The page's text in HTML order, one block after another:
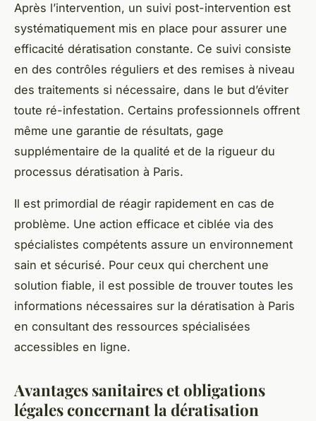
Après l’intervention, un suivi post-intervention est
systématiquement mis en place pour assurer une
efficacité dératisation constante. Ce suivi consiste
en des contrôles réguliers et des remises à niveau
des traitements si nécessaire, dans le but d’éviter
toute ré-infestation. Certains professionnels offrent
même une garantie de résultats, gage
supplémentaire de la qualité et de la rigueur du
processus dératisation à Paris.
Il est primordial de réagir rapidement en cas de
problème. Une action efficace et ciblée via des
spécialistes compétents assure un environnement
sain et sécurisé. Pour ceux qui cherchent une
solution fiable, il est possible de trouver toutes les
informations nécessaires sur la dératisation à Paris
en consultant des ressources spécialisées
accessibles en ligne.
Avantages sanitaires et obligations
légales concernant la dératisation